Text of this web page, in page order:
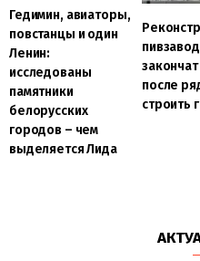
Гедимин, авиаторы,
повстанцы и один
Ленин:
исследованы
памятники
белорусских
городов – чем
выделяется Лида
после
строить